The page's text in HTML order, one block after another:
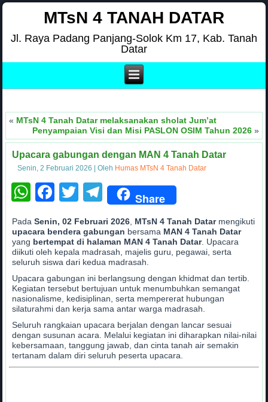
MTsN 4 TANAH DATAR
Jl. Raya Padang Panjang-Solok Km 17, Kab. Tanah
Datar
« MTsN 4 Tanah Datar melaksanakan sholat Jum’at
Penyampaian Visi dan Misi PASLON OSIM Tahun 2026»
Upacara gabungan dengan MAN 4 Tanah Datar
Senin, 2 Februari 2026 |Oleh Humas MTsN 4 Tanah Datar
WhatsApp
Facebook
Twitter
Telegram
Share
PadaSenin, 02 Februari 2026, MTsN 4 Tanah Datarmengikuti
upacara bendera gabungan bersama MAN 4 Tanah Datar
yang bertempat di halaman MAN 4 Tanah Datar. Upacara
diikuti oleh kepala madrasah, majelis guru, pegawai, serta
seluruh siswa dari kedua madrasah.
Upacara gabungan ini berlangsung dengan khidmat dan tertib.
Kegiatan tersebut bertujuan untuk menumbuhkan semangat
nasionalisme, kedisiplinan, serta mempererat hubungan
silaturahmi dan kerja sama antar warga madrasah.
Seluruh rangkaian upacara berjalan dengan lancar sesuai
dengan susunan acara. Melalui kegiatan ini diharapkan nilai-nilai
kebersamaan, tanggung jawab, dan cinta tanah air semakin
tertanam dalam diri seluruh peserta upacara.